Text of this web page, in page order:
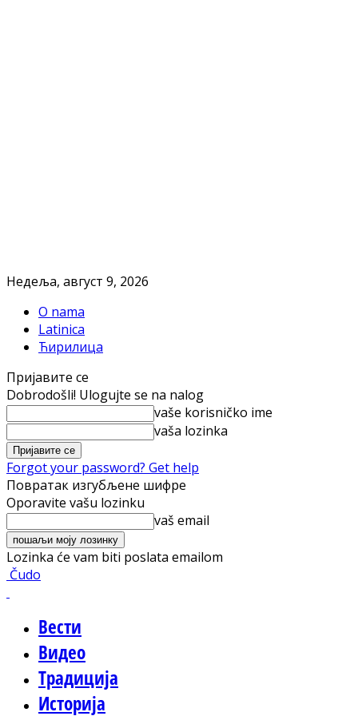
Недеља, август 9, 2026
O nama
Latinica
Ћирилица
Пријавите се
Dobrodošli! Ulogujte se na nalog
vaše korisničko ime
vaša lozinka
Forgot your password? Get help
Повратак изгубљене шифре
Oporavite vašu lozinku
vaš email
Lozinka će vam biti poslata emailom
Čudo
Вести
Видео
Традиција
Историја